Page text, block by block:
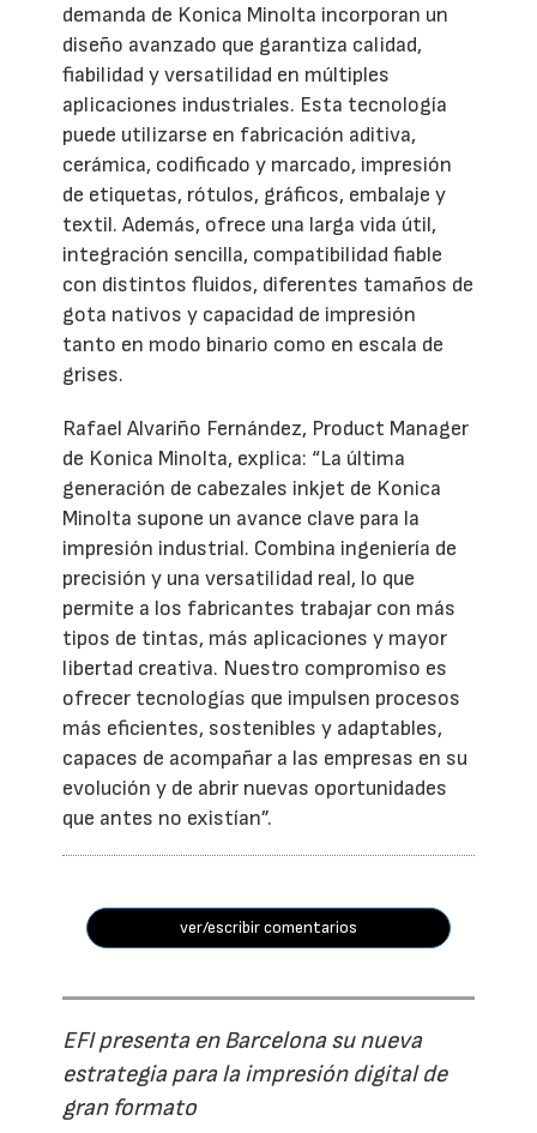
demanda de Konica Minolta incorporan un
diseño avanzado que garantiza calidad,
fiabilidad y versatilidad en múltiples
aplicaciones industriales. Esta tecnología
puede utilizarse en fabricación aditiva,
cerámica, codificado y marcado, impresión
de etiquetas, rótulos, gráficos, embalaje y
textil. Además, ofrece una larga vida útil,
integración sencilla, compatibilidad fiable
con distintos fluidos, diferentes tamaños de
gota nativos y capacidad de impresión
tanto en modo binario como en escala de
grises.
Rafael Alvariño Fernández, Product Manager
de Konica Minolta, explica: “La última
generación de cabezales inkjet de Konica
Minolta supone un avance clave para la
impresión industrial. Combina ingeniería de
precisión y una versatilidad real, lo que
permite a los fabricantes trabajar con más
tipos de tintas, más aplicaciones y mayor
libertad creativa. Nuestro compromiso es
ofrecer tecnologías que impulsen procesos
más eficientes, sostenibles y adaptables,
capaces de acompañar a las empresas en su
evolución y de abrir nuevas oportunidades
que antes no existían”.
ver/escribir comentarios
EFI presenta en Barcelona su nueva
estrategia para la impresión digital de
gran formato